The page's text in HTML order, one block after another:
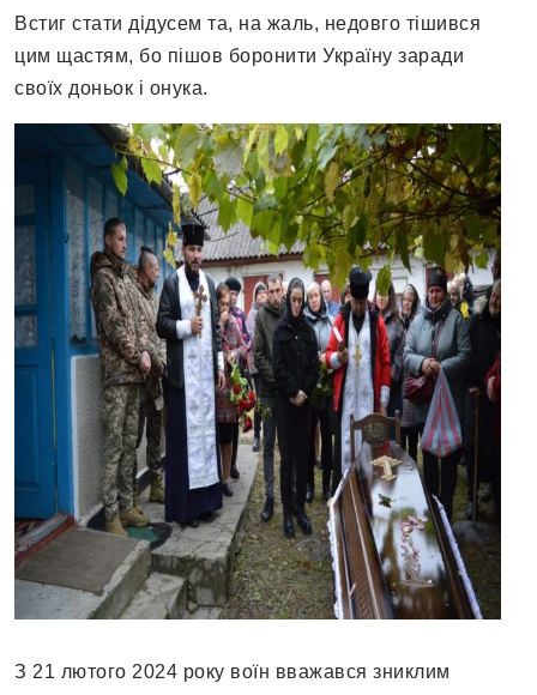
Встиг стати дідусем та, на жаль, недовго тішився
цим щастям, бо пішов боронити Україну заради
своїх доньок і онука.
З 21 лютого 2024 року воїн вважався зниклим